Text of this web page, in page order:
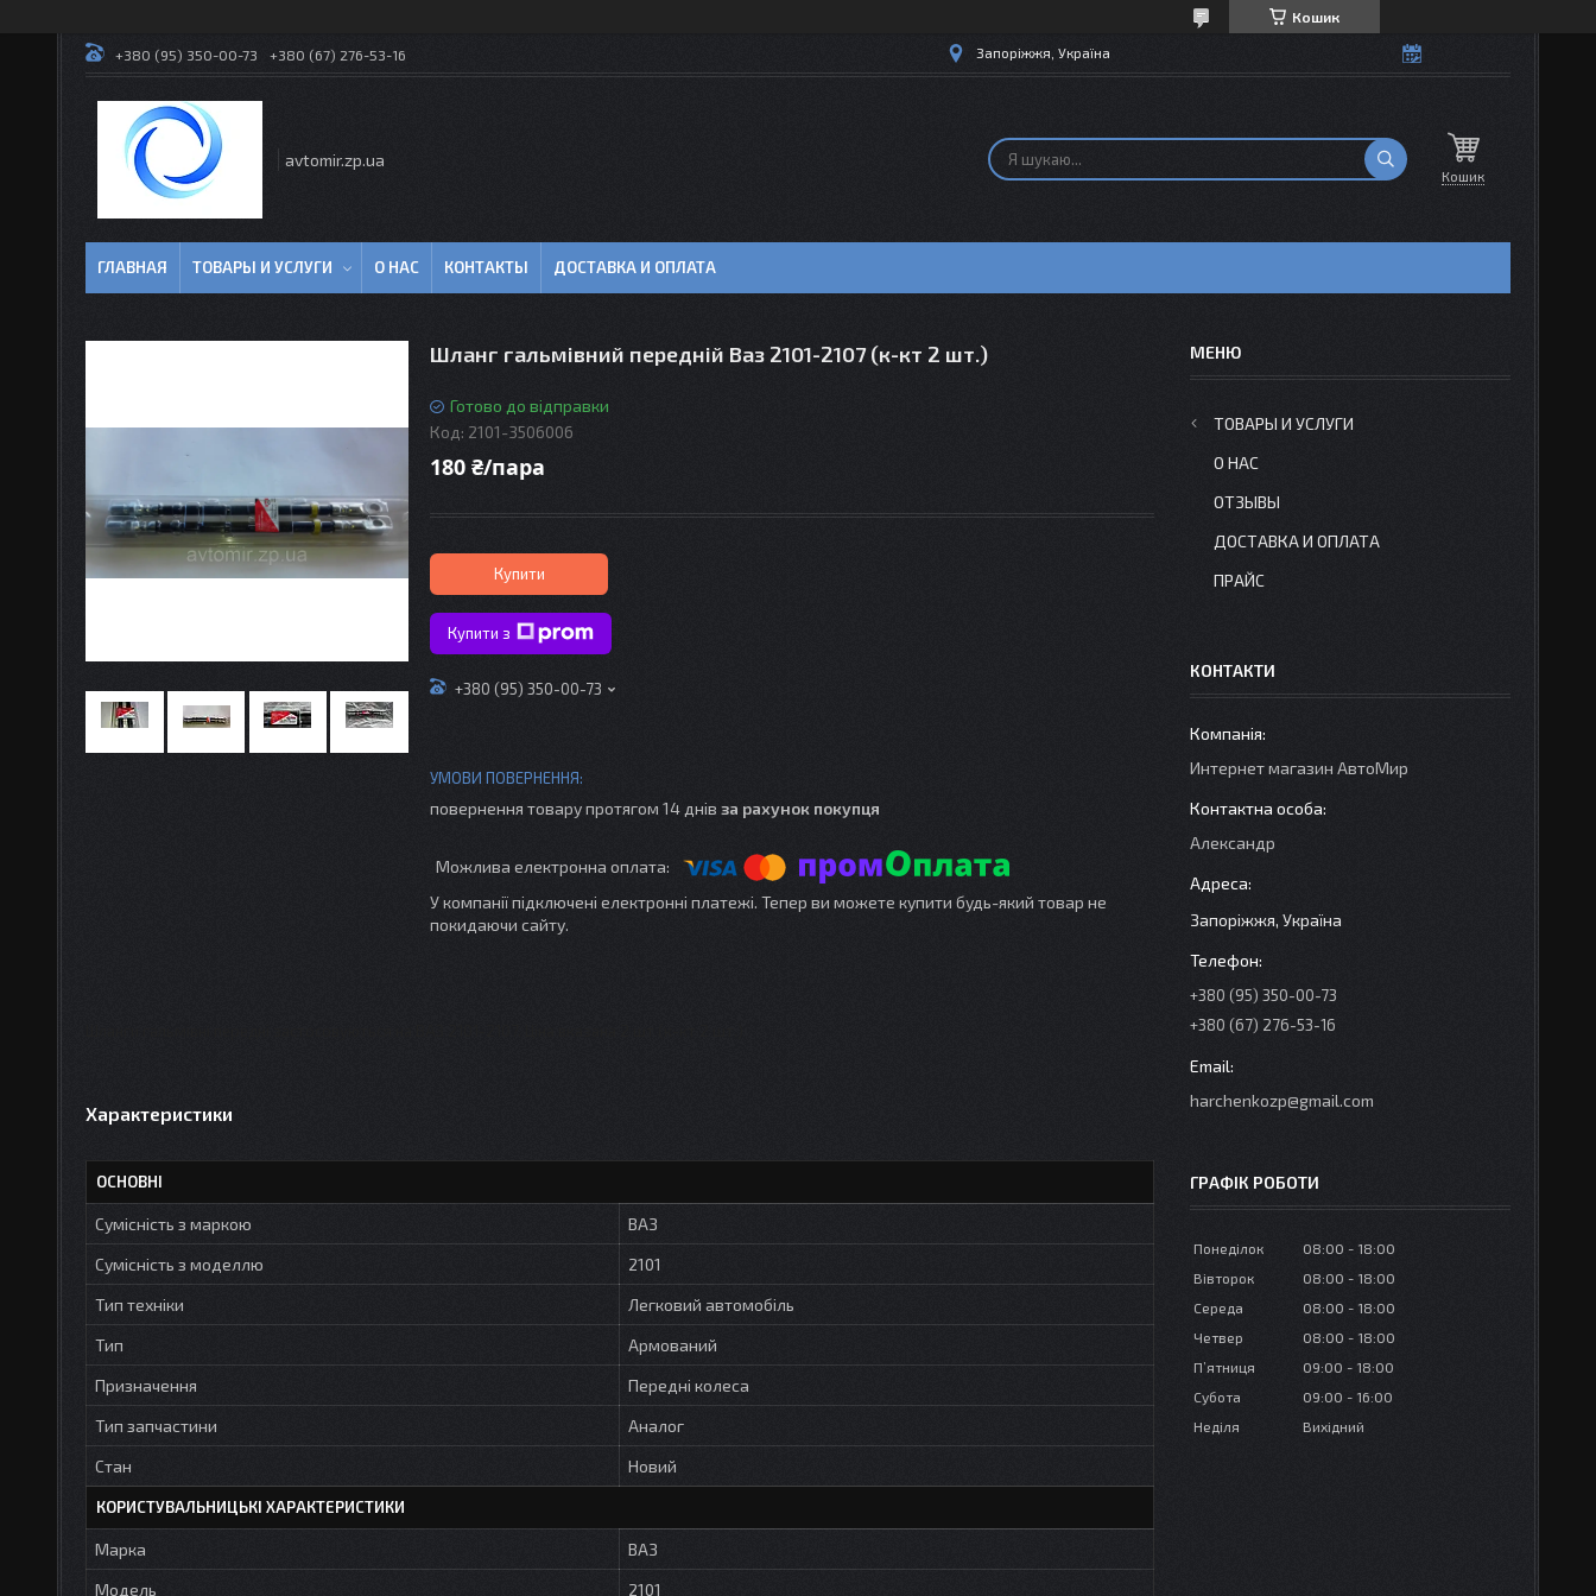
Кошик
+380 (95) 350-00-73 +380 (67) 276-53-16 Запоріжжя, Україна
avtomir.zp.ua
Кошик
ГЛАВНАЯ ТОВАРЫ И УСЛУГИ О НАС КОНТАКТЫ ДОСТАВКА И ОПЛАТА
Шланг гальмівний передній Ваз 2101-2107 (к-кт 2 шт.)
Готово до відправки
Код: 2101-3506006
180 ₴/пара
Купити
Купити з
+380 (95) 350-00-73
повернення товару протягом 14 днів за рахунок покупця
У компанії підключені електронні платежі. Тепер ви можете купити будь-який товар не
покидаючи сайту.
Характеристики
ОСНОВНІ
Сумісність з маркою
ВАЗ
Сумісність з моделлю
2101
Тип техніки
Легковий автомобіль
Тип
Армований
Призначення
Передні колеса
Тип запчастини
Аналог
Стан
Новий
КОРИСТУВАЛЬНИЦЬКІ ХАРАКТЕРИСТИКИ
Марка
ВАЗ
Модель
2101
ТОВАРЫ И УСЛУГИ
О НАС
ОТЗЫВЫ
ДОСТАВКА И ОПЛАТА
ПРАЙС
КОНТАКТИ
Интернет магазин АвтоМир
Александр
Запоріжжя, Україна
+380 (95) 350-00-73
+380 (67) 276-53-16
harchenkozp@gmail.com
ГРАФІК РОБОТИ
Понеділок 08:00
18:00
Вівторок
08:00
18:00
Середа
08:00
18:00
Четвер
08:00
18:00
Пʼятниця
09:00
18:00
Субота
09:00
16:00
Неділя
Вихідний